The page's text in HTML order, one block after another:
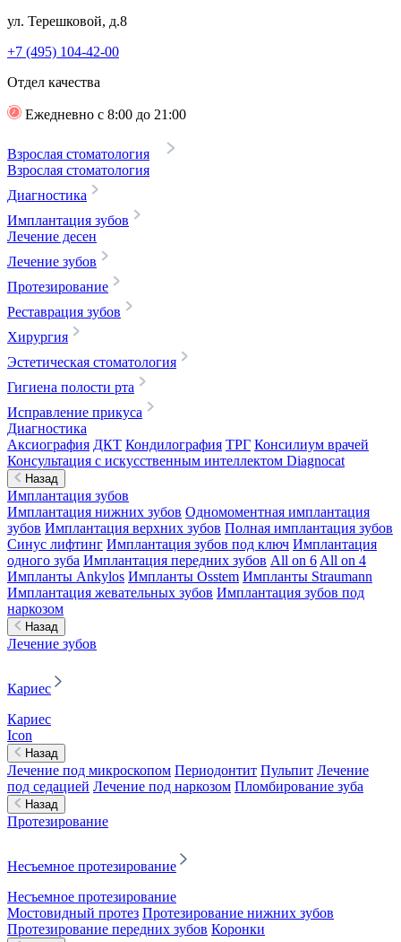
ул. Терешковой, д.8
+7 (495) 104-42-00
Отдел качества
Ежедневно с 8:00 до 21:00
Взрослая стоматология
Взрослая стоматология
Диагностика
Имплантация зубов
Лечение десен
Лечение зубов
Протезирование
Реставрация зубов
Хирургия
Эстетическая стоматология
Гигиена полости рта
Исправление прикуса
Диагностика
Аксиография ДКТ Кондилография ТРГ Консилиум врачей
Консультация с искусственным интеллектом Diagnocat
Назад
Имплантация зубов
Имплантация нижних зубов Одномоментная имплантация
зубов Имплантация верхних зубов Полная имплантация зубов
Синус лифтинг Имплантация зубов под ключ Имплантация
одного зуба Имплантация передних зубов All on 6 All on 4
Импланты Ankylos Импланты Osstem Импланты Straumann
Имплантация жевательных зубов Имплантация зубов под
наркозом
Назад
Лечение зубов
Кариес
Кариес
Icon
Назад
Лечение под микроскопом Периодонтит Пульпит Лечение
под седацией Лечение под наркозом Пломбирование зуба
Назад
Протезирование
Несъемное протезирование
Несъемное протезирование
Мостовидный протез Протезирование нижних зубов
Протезирование передних зубов Коронки